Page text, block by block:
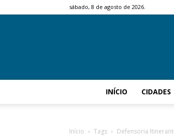
sábado, 8 de agosto de 2026.
INÍCIO CIDADES
Início Tags Defensoria